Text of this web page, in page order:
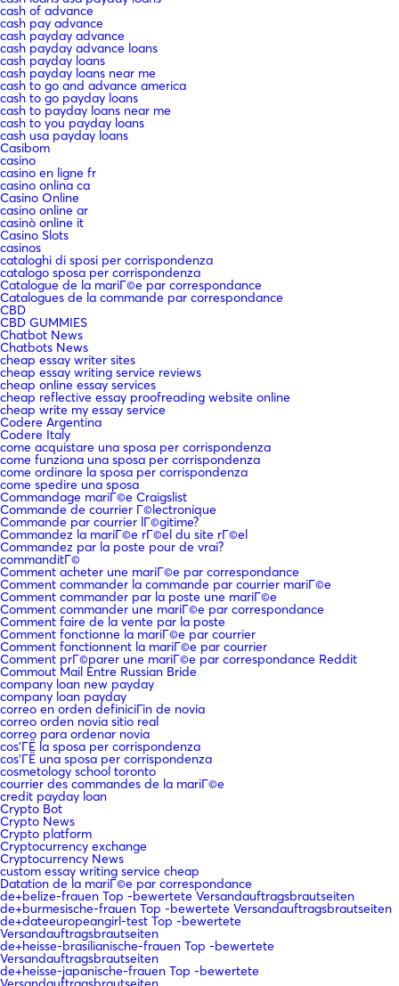
cash of advance
cash pay advance
cash payday advance
cash payday advance loans
cash payday loans
cash payday loans near me
cash to go and advance america
cash to go payday loans
cash to payday loans near me
cash to you payday loans
cash usa payday loans
Casibom
casino
casino en ligne fr
casino onlina ca
Casino Online
casino online ar
casinò online it
Casino Slots
casinos
cataloghi di sposi per corrispondenza
catalogo sposa per corrispondenza
Catalogue de la mariГ©e par correspondance
Catalogues de la commande par correspondance
CBD
CBD GUMMIES
Chatbot News
Chatbots News
cheap essay writer sites
cheap essay writing service reviews
cheap online essay services
cheap reflective essay proofreading website online
cheap write my essay service
Codere Argentina
Codere Italy
come acquistare una sposa per corrispondenza
come funziona una sposa per corrispondenza
come ordinare la sposa per corrispondenza
come spedire una sposa
Commandage mariГ©e Craigslist
Commande de courrier Г©lectronique
Commande par courrier lГ©gitime?
Commandez la mariГ©e rГ©el du site rГ©el
Commandez par la poste pour de vrai?
commanditГ©
Comment acheter une mariГ©e par correspondance
Comment commander la commande par courrier mariГ©e
Comment commander par la poste une mariГ©e
Comment commander une mariГ©e par correspondance
Comment faire de la vente par la poste
Comment fonctionne la mariГ©e par courrier
Comment fonctionnent la mariГ©e par courrier
Comment prГ©parer une mariГ©e par correspondance Reddit
Commout Mail Entre Russian Bride
company loan new payday
company loan payday
correo en orden definiciГіn de novia
correo orden novia sitio real
correo para ordenar novia
cos'ГЁ la sposa per corrispondenza
cos'ГЁ una sposa per corrispondenza
cosmetology school toronto
courrier des commandes de la mariГ©e
credit payday loan
Crypto Bot
Crypto News
Crypto platform
Cryptocurrency exchange
Cryptocurrency News
custom essay writing service cheap
Datation de la mariГ©e par correspondance
de+belize-frauen Top -bewertete Versandauftragsbrautseiten
de+burmesische-frauen Top -bewertete Versandauftragsbrautseiten
de+dateeuropeangirl-test Top -bewertete
Versandauftragsbrautseiten
de+heisse-brasilianische-frauen Top -bewertete
Versandauftragsbrautseiten
de+heisse-japanische-frauen Top -bewertete